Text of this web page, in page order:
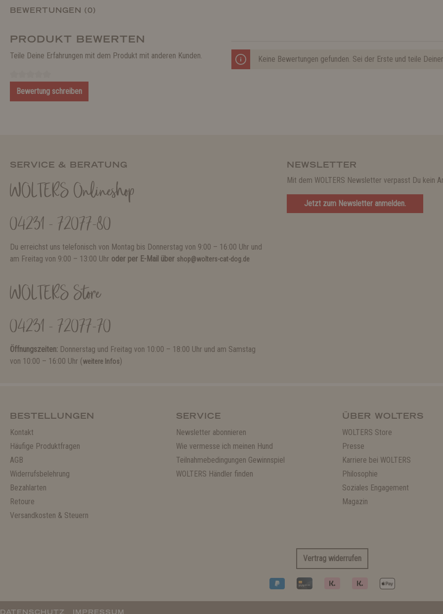
BEWERTUNGEN (0)
PRODUKT BEWERTEN
Teile Deine Erfahrungen mit dem Produkt mit anderen Kunden.
Bewertung schreiben
Keine Bewertungen gefunden. Sei der Erste und teile
SERVICE & BERATUNG
WOLTERS Onlineshop
04231 - 72077-80
Du erreichst uns telefonisch von Montag bis Donnerstag von 9:00 – 16:00 Uhr und
am Freitag von 9:00 – 13:00 Uhr oder per E-Mail über shop@wolters-cat-dog.de
WOLTERS Store
04231 - 72077-70
Öffnungszeiten: Donnerstag und Freitag von 10:00 – 18:00 Uhr und am Samstag
von 10:00 – 16:00 Uhr (weitere Infos)
NEWSLETTER
Mit dem WOLTERS Newsletter verpasst Du kein
Jetzt zum Newsletter anmelden.
BESTELLUNGEN
Kontakt
Häufige Produktfragen
AGB
Widerrufsbelehrung
Bezahlarten
Retoure
Versandkosten & Steuern
SERVICE
Newsletter abonnieren
Wie vermesse ich meinen Hund
Teilnahmebedingungen Gewinnspiel
WOLTERS Händler finden
ÜBER WOLTERS
WOLTERS Store
Presse
Karriere bei WOLTERS
Philosophie
Soziales Engagement
Magazin
Vertrag widerrufen
DATENSCHUTZ IMPRESSUM